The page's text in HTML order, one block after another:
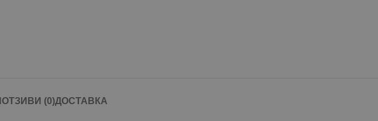
ОТЗИВИ (0)ДОСТАВКА